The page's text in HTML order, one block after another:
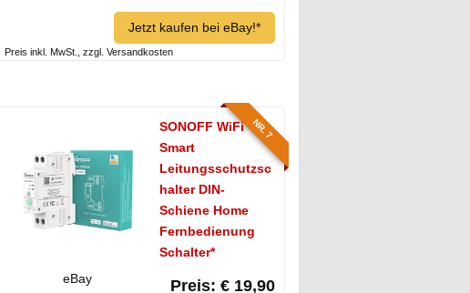
Jetzt kaufen bei eBay!*
Preis inkl. MwSt., zzgl. Versandkosten
NR. 7
eBay
SONOFF WiFi
Smart
Leitungsschutzsc
halter DIN-
Schiene Home
Fernbedienung
Schalter*
Preis: € 19,90